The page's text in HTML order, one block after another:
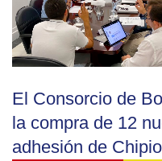
El Consorcio de
la compra de 12
adhesión de